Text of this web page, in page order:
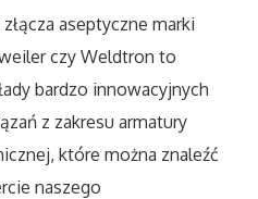
i Rekreacyjne
złącza aseptyczne marki
czy Weldtron to
bardzo innowacyjnych
z zakresu armatury
które można znaleźć
naszego